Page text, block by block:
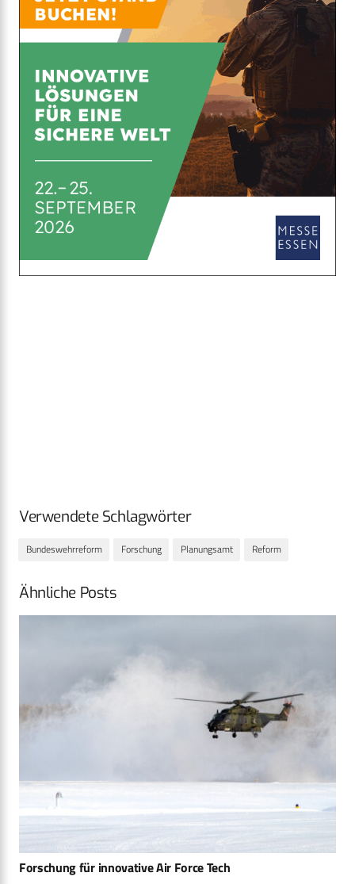
Verwendete Schlagwörter
Bundeswehrreform Forschung Planungsamt Reform
Ähnliche Posts
Forschung für innovative Air Force Tech